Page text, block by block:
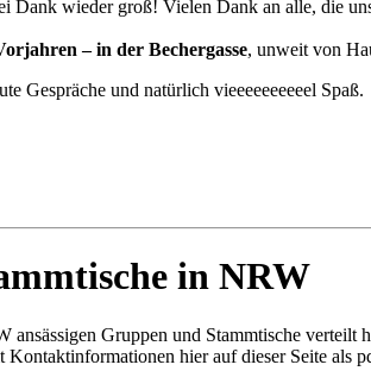
Dank wieder groß! Vielen Dank an alle, die
– in der Bechergasse, unweit von
Gespräche und natürlich vieeeeeeeeeel Spaß.
in NRW
Gruppen und Stammtische verteilt
hier auf dieser Seite als